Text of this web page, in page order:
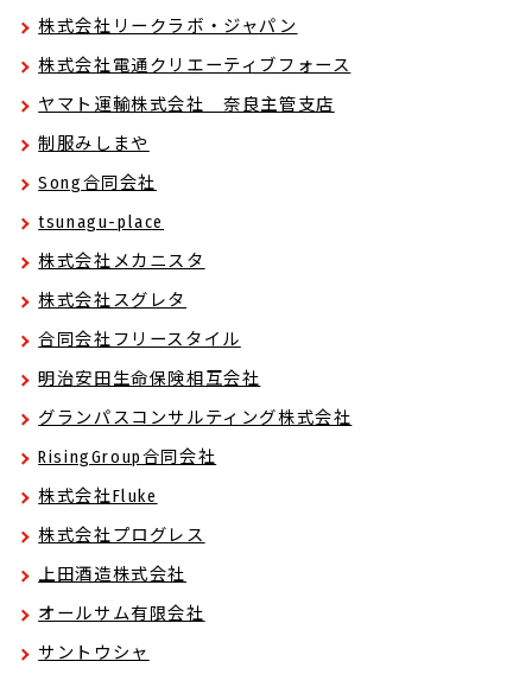
株式会社リークラボ・ジャパン
株式会社電通クリエーティブフォース
ヤマト運輸株式会社 奈良主管支店
制服みしまや
Song合同会社
tsunagu-place
株式会社メカニスタ
株式会社スグレタ
合同会社フリースタイル
明治安田生命保険相互会社
グランパスコンサルティング株式会社
RisingGroup合同会社
株式会社Fluke
株式会社プログレス
上田酒造株式会社
オールサム有限会社
サントウシャ